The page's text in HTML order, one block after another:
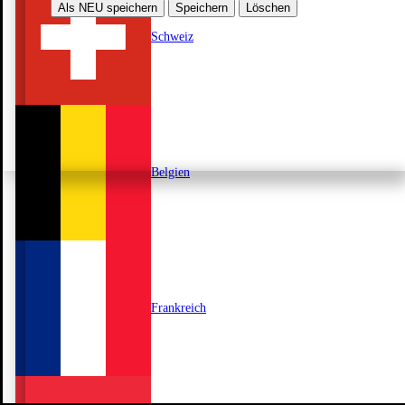
Als NEU speichern Speichern Löschen
Schweiz
Belgien
Frankreich